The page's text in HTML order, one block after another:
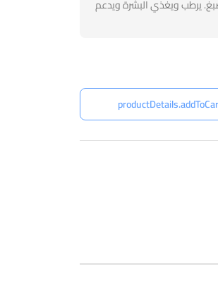
يرطب ويغذي البشرة ويدعم